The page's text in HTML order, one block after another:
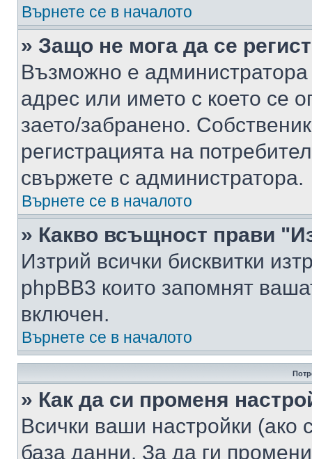
Върнете се в началото
» Защо не мога да се
Възможно е
адрес или името с което се
заето/забранено.
регистрацията на
свържете с администратора.
Върнете се в началото
» Какво всъщност прави
Изтрий всички бисквитки
phpBB3 които запомнят
включен.
Върнете се в началото
» Как да си променя
Всички ваши настройки (ако
база данни. За да ги